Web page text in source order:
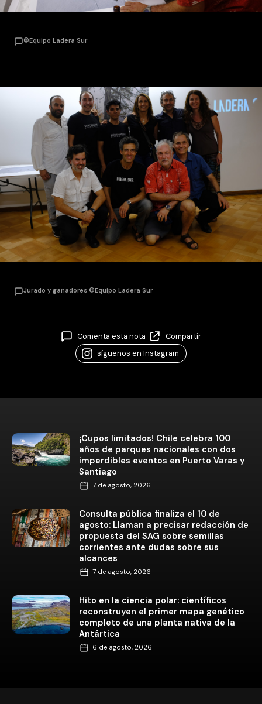
©Equipo Ladera Sur
Jurado y ganadores ©Equipo Ladera Sur
Comenta esta nota· Compartir·
síguenos en Instagram
¡Cupos limitados! Chile celebra 100
años de parques nacionales con dos
imperdibles eventos en Puerto Varas y
Santiago
7 de agosto, 2026
Consulta pública finaliza el 10 de
agosto: Llaman a precisar redacción de
propuesta del SAG sobre semillas
corrientes ante dudas sobre sus
alcances
7 de agosto, 2026
Hito en la ciencia polar: científicos
reconstruyen el primer mapa genético
completo de una planta nativa de la
Antártica
6 de agosto, 2026